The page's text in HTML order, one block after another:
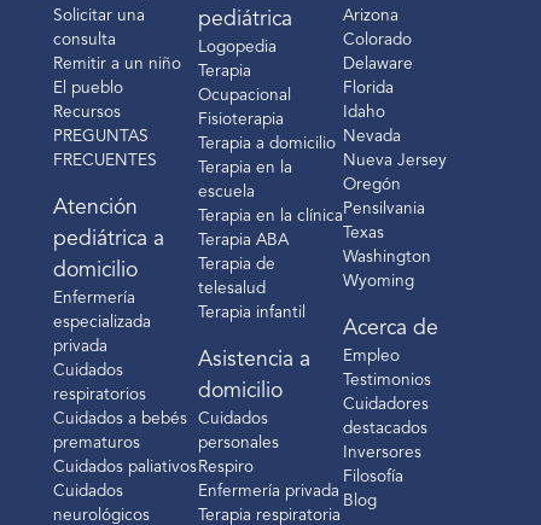
Solicitar una
consulta
Remitir a un niño
El pueblo
Recursos
PREGUNTAS
FRECUENTES
Atención
pediátrica a
domicilio
Enfermería
especializada
privada
Cuidados
respiratorios
Cuidados a bebés
prematuros
Cuidados paliativos
Cuidados
neurológicos
pediátrica
Logopedia
Terapia
Ocupacional
Fisioterapia
Terapia a domicilio
Terapia en la
escuela
Terapia en la clínica
Terapia ABA
Terapia de
telesalud
Terapia infantil
Asistencia a
domicilio
Cuidados
personales
Respiro
Enfermería privada
Terapia respiratoria
Arizona
Colorado
Delaware
Florida
Idaho
Nevada
Nueva Jersey
Oregón
Pensilvania
Texas
Washington
Wyoming
Acerca de
Empleo
Testimonios
Cuidadores
destacados
Inversores
Filosofía
Blog